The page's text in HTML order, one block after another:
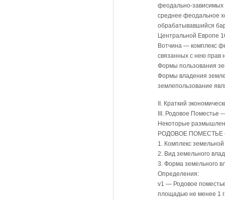
феодально-зависимых
среднее феодальное
обрабатывавшийся
Центральной Европе
Вотчина — комплекс
связанных с нею прав
Формы пользования
Формы владения
землепользование
II. Краткий
III. Родовое Поместье
Некоторые
РОДОВОЕ ПОМЕСТЬЕ
1. Комплекс
2. Вид земельного
3. Форма земельного
Определения:
v1 — Родовое
площадью не менее 1